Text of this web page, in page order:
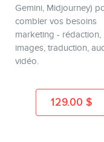
Gemini, Midjourney)
combler vos besoins
marketing - rédaction,
images, traduction,
vidéo.
129.00 $